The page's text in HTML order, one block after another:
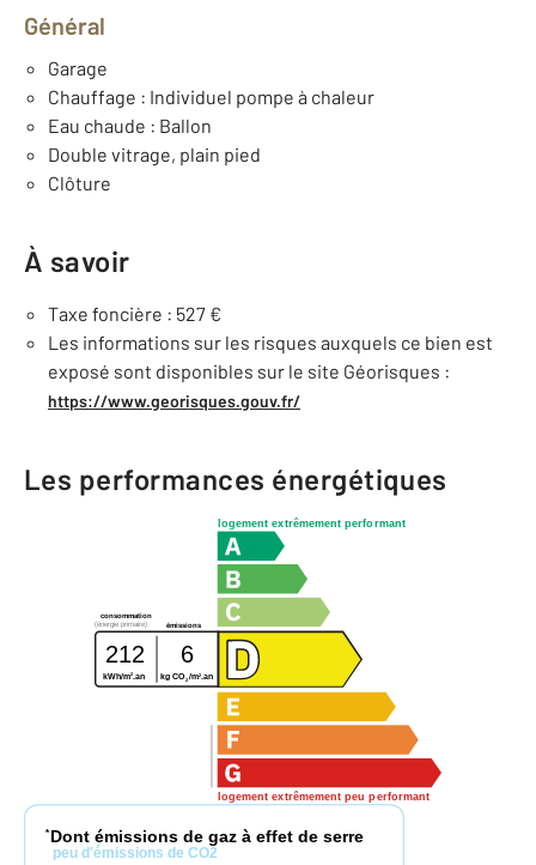
Général
Garage
Chauffage : Individuel pompe à chaleur
Eau chaude : Ballon
Double vitrage, plain pied
Clôture
À savoir
Taxe foncière : 527 €
Les informations sur les risques auxquels ce bien est
exposé sont disponibles sur le site Géorisques :
https://www.georisques.gouv.fr/
Les performances énergétiques
logement extrêmement performant
logement extrêmement peu performant
consommation
émissions
(énergie primaire)
212 6
kWh/m2.an kg CO2 /m2 .an
* Dont émissions de gaz à effet de serre
peu d'émissions de CO2